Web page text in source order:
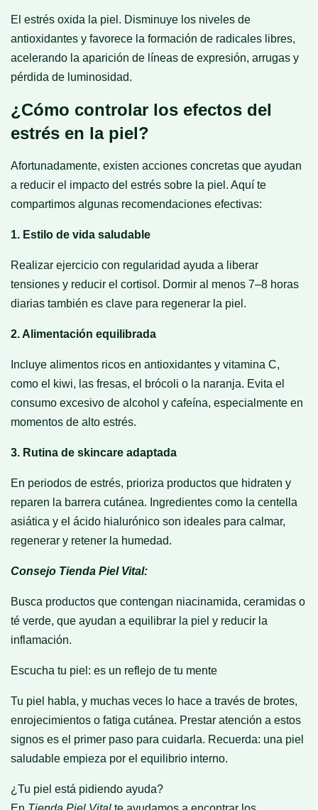
El estrés oxida la piel. Disminuye los niveles de
antioxidantes y favorece la formación de radicales libres,
acelerando la aparición de líneas de expresión, arrugas y
pérdida de luminosidad.
¿Cómo controlar los efectos del
estrés en la piel?
Afortunadamente, existen acciones concretas que ayudan
a reducir el impacto del estrés sobre la piel. Aquí te
compartimos algunas recomendaciones efectivas:
1. Estilo de vida saludable
Realizar ejercicio con regularidad ayuda a liberar
tensiones y reducir el cortisol. Dormir al menos 7–8 horas
diarias también es clave para regenerar la piel.
2. Alimentación equilibrada
Incluye alimentos ricos en antioxidantes y vitamina C,
como el kiwi, las fresas, el brócoli o la naranja. Evita el
consumo excesivo de alcohol y cafeína, especialmente en
momentos de alto estrés.
3. Rutina de skincare adaptada
En periodos de estrés, prioriza productos que hidraten y
reparen la barrera cutánea. Ingredientes como la centella
asiática y el ácido hialurónico son ideales para calmar,
regenerar y retener la humedad.
Consejo Tienda Piel Vital:
Busca productos que contengan niacinamida, ceramidas o
té verde, que ayudan a equilibrar la piel y reducir la
inflamación.
Escucha tu piel: es un reflejo de tu mente
Tu piel habla, y muchas veces lo hace a través de brotes,
enrojecimientos o fatiga cutánea. Prestar atención a estos
signos es el primer paso para cuidarla. Recuerda: una piel
saludable empieza por el equilibrio interno.
¿Tu piel está pidiendo ayuda?